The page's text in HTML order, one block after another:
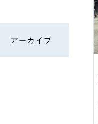
アーカイブ